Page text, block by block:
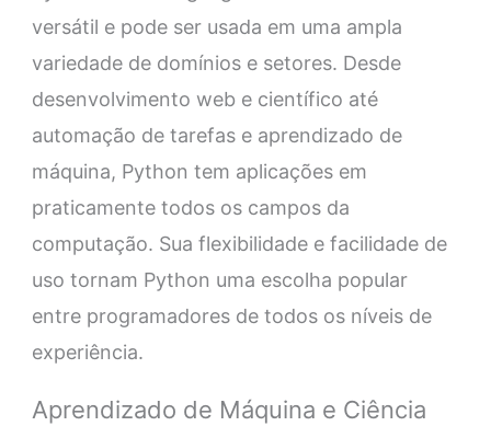
versátil e pode ser usada em uma ampla
variedade de domínios e setores. Desde
desenvolvimento web e científico até
automação de tarefas e aprendizado de
máquina, Python tem aplicações em
praticamente todos os campos da
computação. Sua flexibilidade e facilidade de
uso tornam Python uma escolha popular
entre programadores de todos os níveis de
experiência.
Aprendizado de Máquina e Ciência